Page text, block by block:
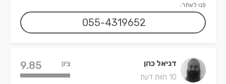
פנו לאתר:
055-4319652
דניאל כהן
10 חוות דעת
ציון: 9.85